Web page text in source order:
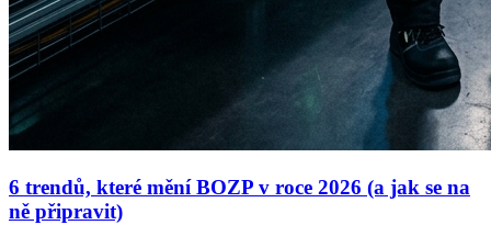
6 trendů, které mění BOZP v roce 2026 (a jak se na
ně připravit)